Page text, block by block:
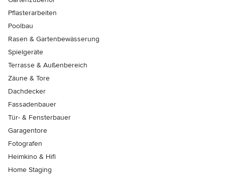
Pflasterarbeiten
Poolbau
Rasen & Gartenbewässerung
Spielgeräte
Terrasse & Außenbereich
Zäune & Tore
Dachdecker
Fassadenbauer
Tür- & Fensterbauer
Garagentore
Fotografen
Heimkino & Hifi
Home Staging